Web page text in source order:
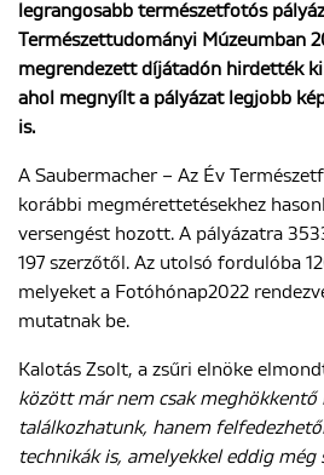
legrangosabb természetfotós
Természettudományi Múzeumban
megrendezett díjátadón hirdették
ahol megnyílt a pályázat legjobb
is.
A Saubermacher – Az Év
korábbi megmérettetésekhez
versengést hozott. A pályázatra
197 szerzőtől. Az utolsó fordulóba
melyeket a Fotóhónap2022
mutatnak be.
Kalotás Zsolt, a zsűri elnöke
között már nem csak meghökkentő
találkozhatunk, hanem
technikák is, amelyekkel eddig